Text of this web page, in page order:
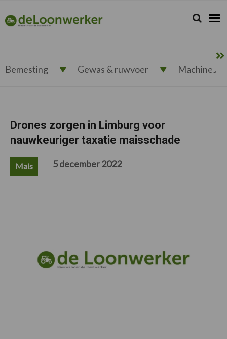
de
hoofdnavigatie
de
hoofd
de
eerste
de
voettekst
deloonwerker.nl Zoeken...
Zoek
Bemesting Gewas & ruwvoer Machines
Drones zorgen in Limburg voor
nauwkeuriger taxatie maisschade
Mais 5 december 2022